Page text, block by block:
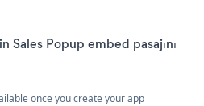
Sales Popup embed pasajını
once you create your app